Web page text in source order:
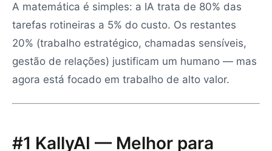
A matemática é simples: a IA trata de 80% das
tarefas rotineiras a 5% do custo. Os restantes
20% (trabalho estratégico, chamadas sensíveis,
gestão de relações) justificam um humano — mas
agora está focado em trabalho de alto valor.
#1 KallyAI — Melhor para